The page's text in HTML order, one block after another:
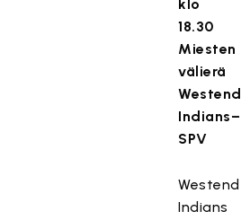
klo
18.30
Miesten
välierä
Westend
Indians–
SPV
Westend
Indians